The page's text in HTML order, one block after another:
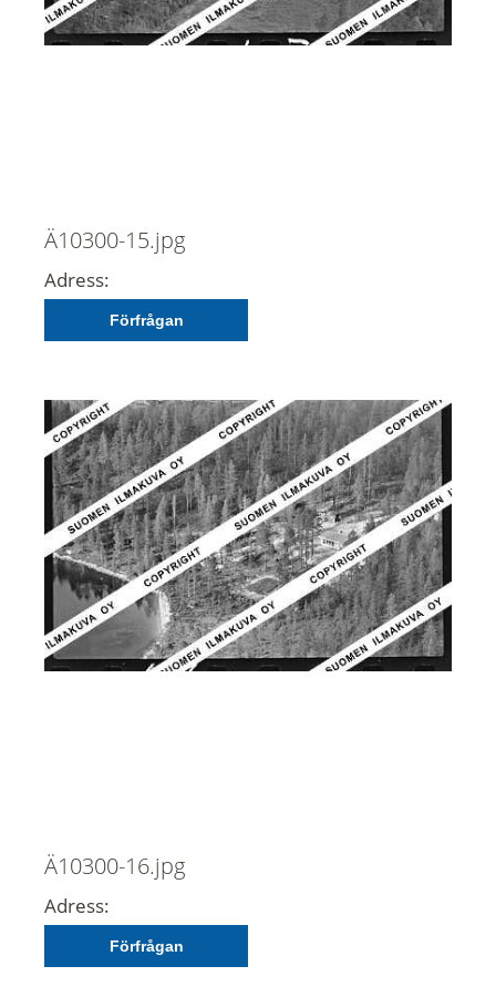
Ä10300-15.jpg
Adress:
Förfrågan
Ä10300-16.jpg
Adress:
Förfrågan